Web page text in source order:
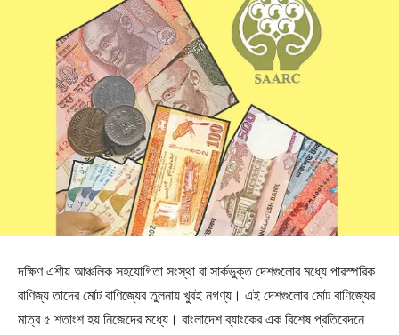
দক্ষিণ এশীয় আঞ্চলিক সহযোগিতা সংস্থা বা সার্কভুক্ত দেশগুলোর মধ্যে পারস্পরিক
বাণিজ্য তাদের মোট বাণিজ্যের তুলনায় খুবই নগণ্য। এই দেশগুলোর মোট বাণিজ্যের
মাত্র ৫ শতাংশ হয় নিজেদের মধ্যে। বাংলাদেশ ব্যাংকের এক বিশেষ প্রতিবেদনে